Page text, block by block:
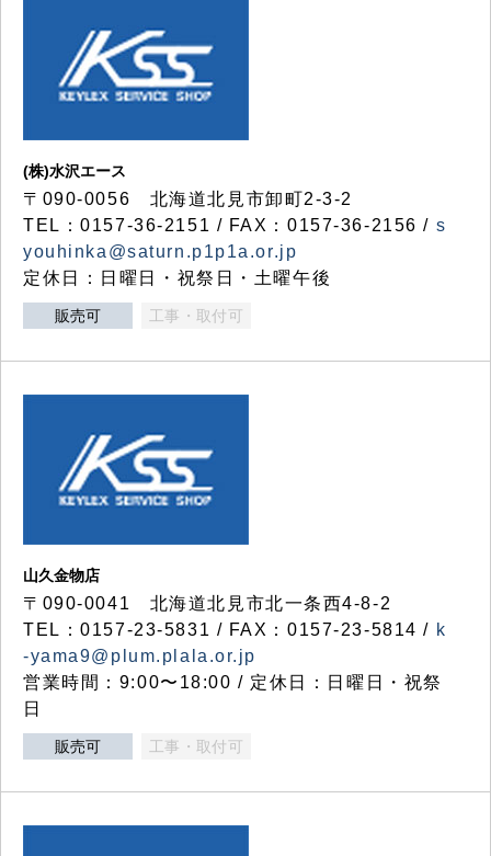
(株)水沢エース
〒090-0056 北海道北見市卸町2-3-2
TEL：0157-36-2151 / FAX：0157-36-2156 / s
youhinka@saturn.p1p1a.or.jp
定休日：日曜日・祝祭日・土曜午後
販売可 工事・取付可
山久金物店
〒090-0041 北海道北見市北一条西4-8-2
TEL：0157-23-5831 / FAX：0157-23-5814 / k
-yama9@plum.plala.or.jp
営業時間：9:00〜18:00 / 定休日：日曜日・祝祭
日
販売可 工事・取付可